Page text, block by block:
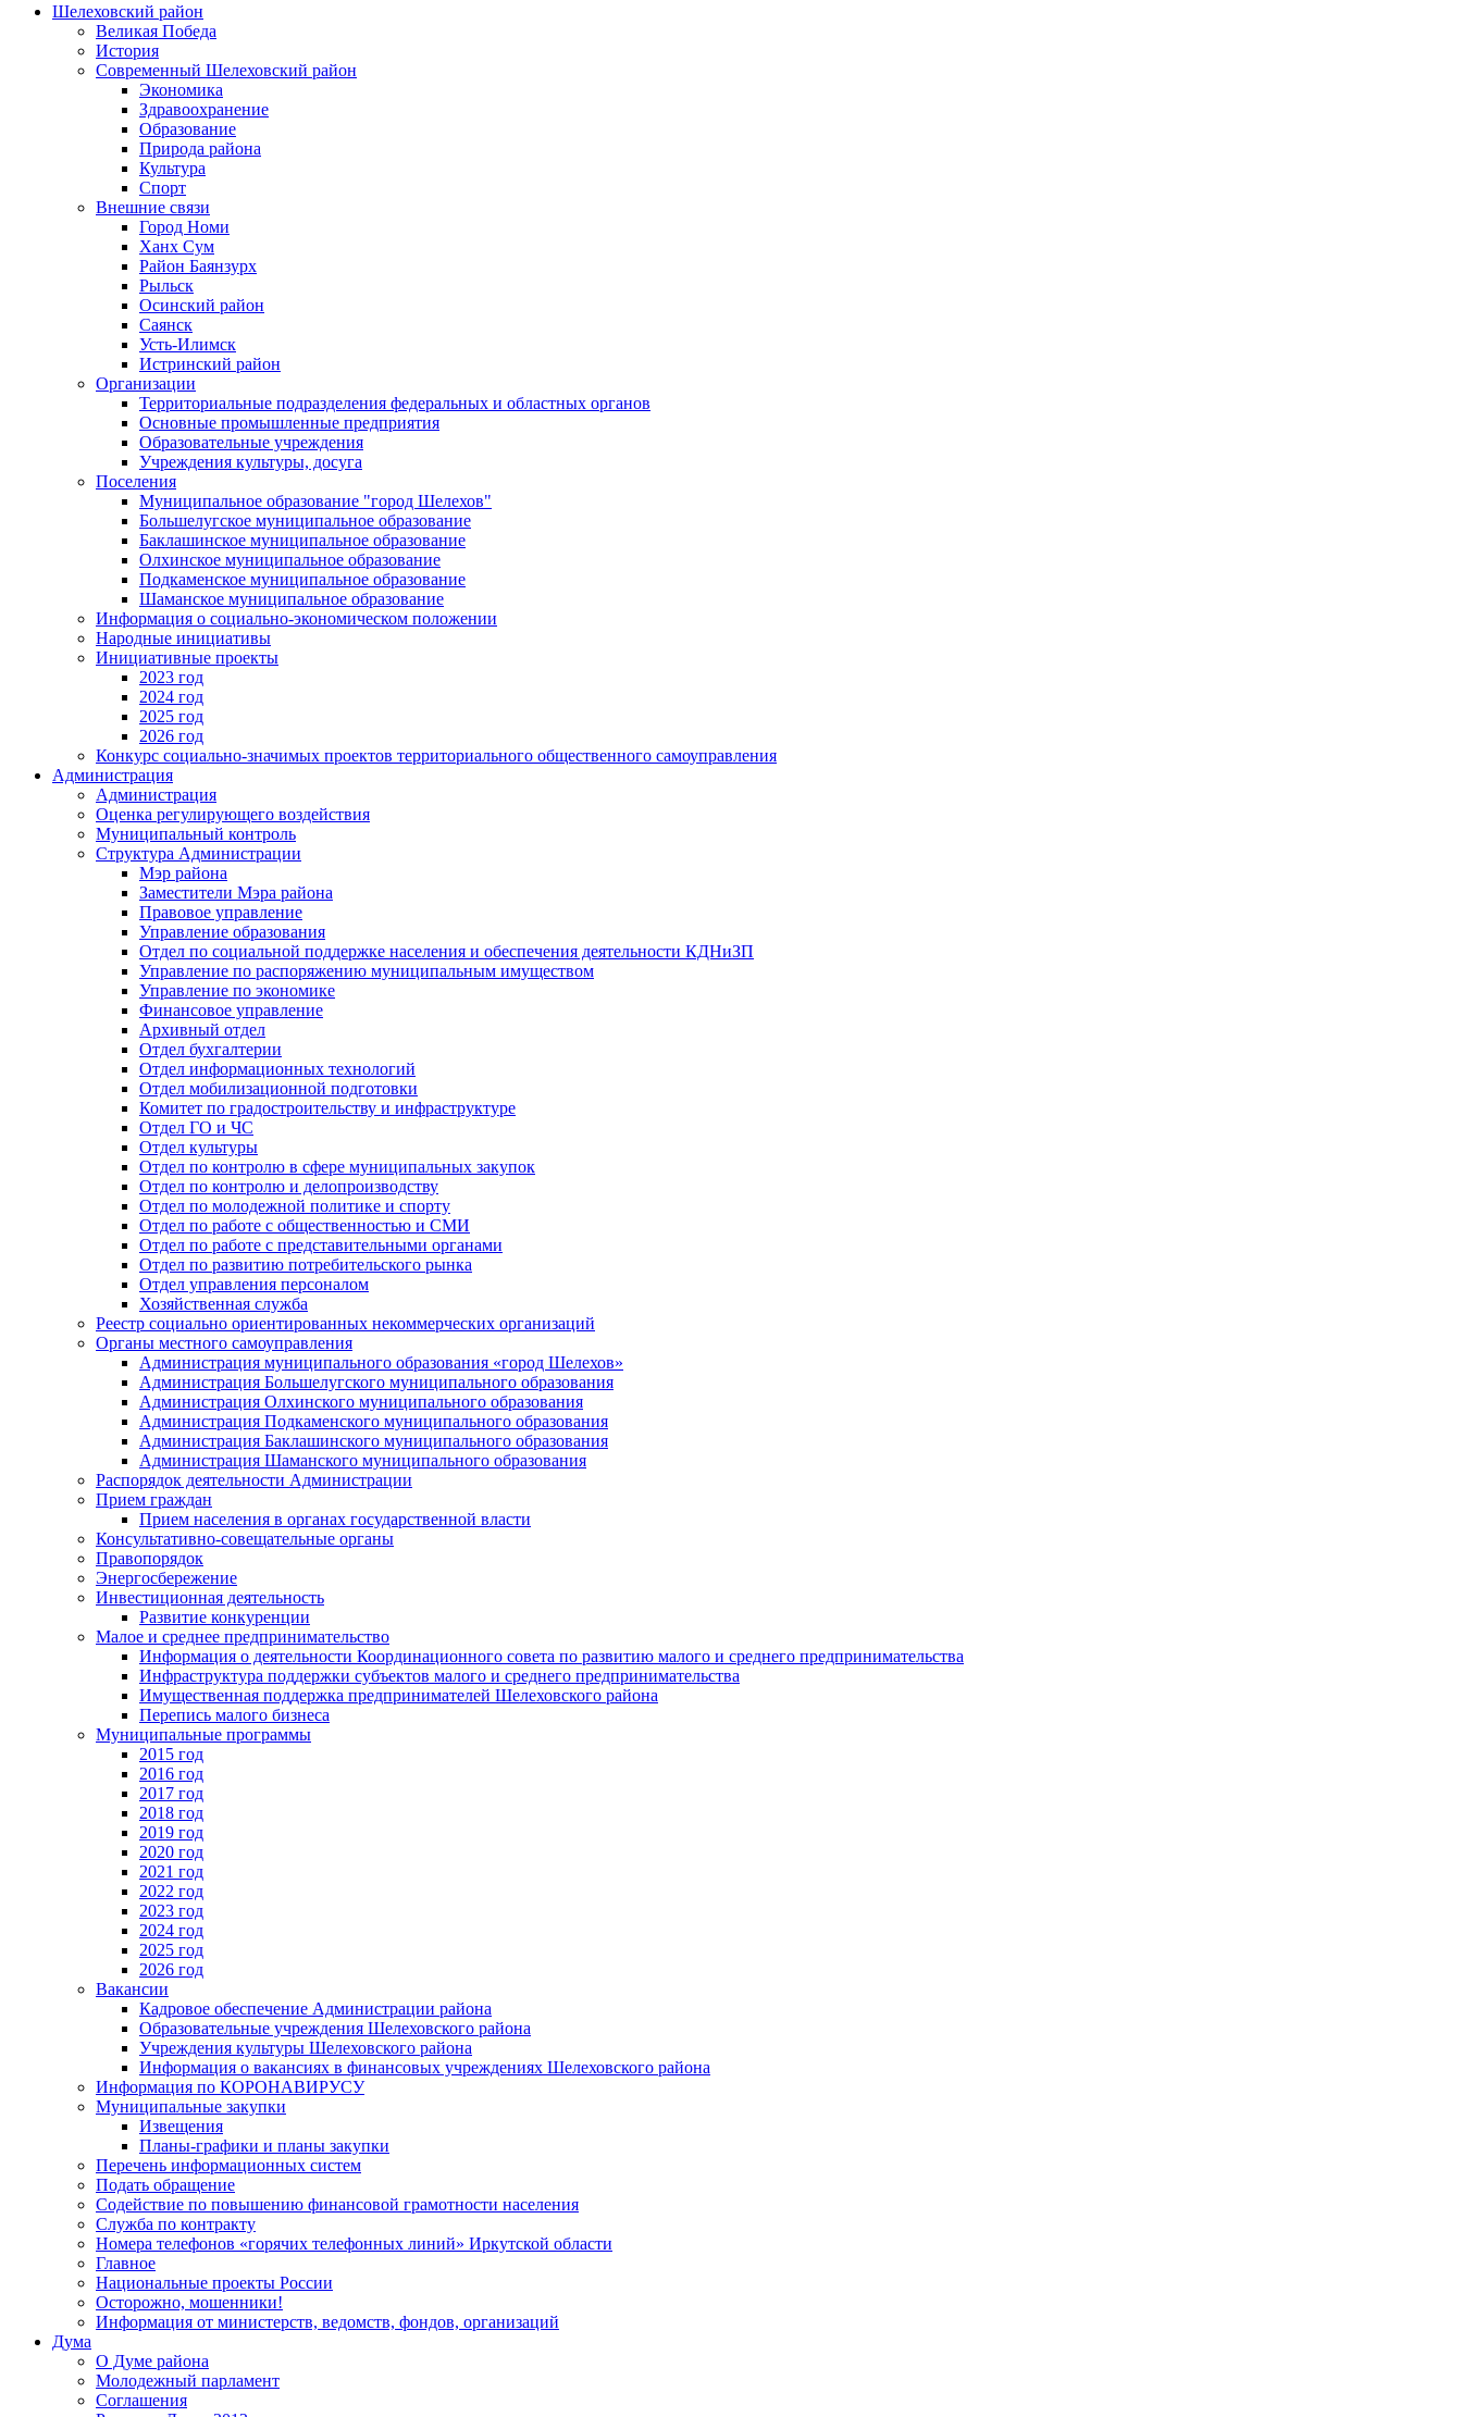
Шелеховский район
Великая Победа
История
Современный Шелеховский район
Экономика
Здравоохранение
Образование
Природа района
Культура
Спорт
Внешние связи
Город Номи
Ханх Сум
Район Баянзурх
Рыльск
Осинский район
Саянск
Усть-Илимск
Истринский район
Организации
Территориальные подразделения федеральных и областных органов
Основные промышленные предприятия
Образовательные учреждения
Учреждения культуры, досуга
Поселения
Муниципальное образование "город Шелехов"
Большелугское муниципальное образование
Баклашинское муниципальное образование
Олхинское муниципальное образование
Подкаменское муниципальное образование
Шаманское муниципальное образование
Информация о социально-экономическом положении
Народные инициативы
Инициативные проекты
2023 год
2024 год
2025 год
2026 год
Конкурс социально-значимых проектов территориального общественного самоуправления
Администрация
Администрация
Оценка регулирующего воздействия
Муниципальный контроль
Структура Администрации
Мэр района
Заместители Мэра района
Правовое управление
Управление образования
Отдел по социальной поддержке населения и обеспечения деятельности КДНиЗП
Управление по распоряжению муниципальным имуществом
Управление по экономике
Финансовое управление
Архивный отдел
Отдел бухгалтерии
Отдел информационных технологий
Отдел мобилизационной подготовки
Комитет по градостроительству и инфраструктуре
Отдел ГО и ЧС
Отдел культуры
Отдел по контролю в сфере муниципальных закупок
Отдел по контролю и делопроизводству
Отдел по молодежной политике и спорту
Отдел по работе с общественностью и СМИ
Отдел по работе с представительными органами
Отдел по развитию потребительского рынка
Отдел управления персоналом
Хозяйственная служба
Реестр социально ориентированных некоммерческих организаций
Органы местного самоуправления
Администрация муниципального образования «город Шелехов»
Администрация Большелугского муниципального образования
Администрация Олхинского муниципального образования
Администрация Подкаменского муниципального образования
Администрация Баклашинского муниципального образования
Администрация Шаманского муниципального образования
Распорядок деятельности Администрации
Прием граждан
Прием населения в органах государственной власти
Консультативно-совещательные органы
Правопорядок
Энергосбережение
Инвестиционная деятельность
Развитие конкуренции
Малое и среднее предпринимательство
Информация о деятельности Координационного совета по развитию малого и среднего предпринимательства
Инфраструктура поддержки субъектов малого и среднего предпринимательства
Имущественная поддержка предпринимателей Шелеховского района
Перепись малого бизнеса
Муниципальные программы
2015 год
2016 год
2017 год
2018 год
2019 год
2020 год
2021 год
2022 год
2023 год
2024 год
2025 год
2026 год
Вакансии
Кадровое обеспечение Администрации района
Образовательные учреждения Шелеховского района
Учреждения культуры Шелеховского района
Информация о вакансиях в финансовых учреждениях Шелеховского района
Информация по КОРОНАВИРУСУ
Муниципальные закупки
Извещения
Планы-графики и планы закупки
Перечень информационных систем
Подать обращение
Содействие по повышению финансовой грамотности населения
Служба по контракту
Номера телефонов «горячих телефонных линий» Иркутской области
Главное
Национальные проекты России
Осторожно, мошенники!
Информация от министерств, ведомств, фондов, организаций
Дума
О Думе района
Молодежный парламент
Соглашения